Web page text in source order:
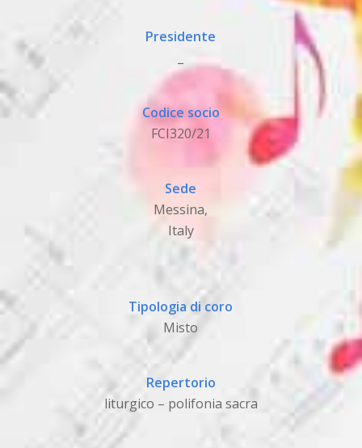
Presidente
Codice socio
FCI320/21
Sede
Messina,
Italy
Tipologia di coro
Misto
Repertorio
liturgico – polifonia sacra